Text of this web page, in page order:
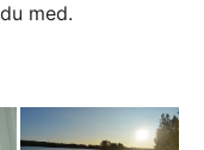
med.